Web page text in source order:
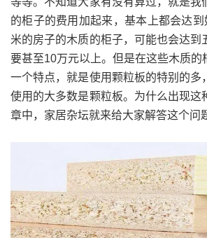
的柜子的费用加起来，基本上都会达
米的房子的木质的柜子，可能也会达到
要甚至10万元以上。但是在这些木质的
一个特点，就是使用颗粒板的特别的多
使用的大多数是颗粒板。为什么出现这
章中，家居杂坛就来给大家解答这个问